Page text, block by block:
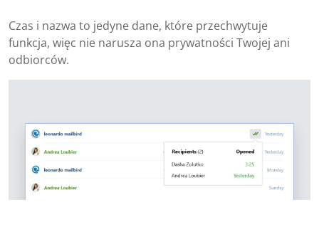
Czas i nazwa to jedyne dane, które przechwytuje
funkcja, więc nie narusza ona prywatności Twojej ani
odbiorców.